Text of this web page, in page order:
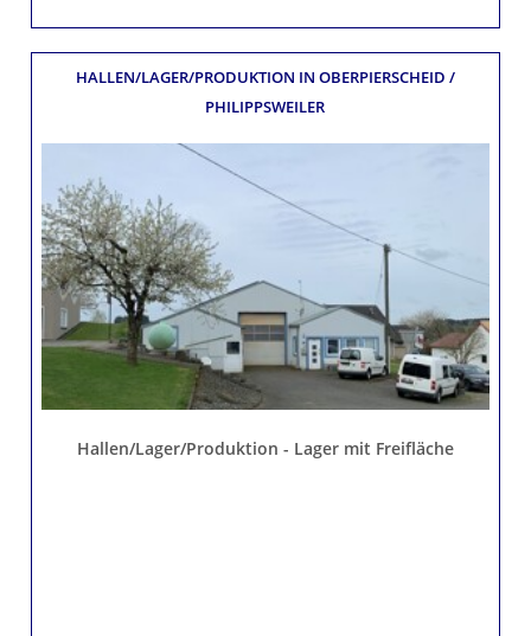
HALLEN/LAGER/PRODUKTION IN OBERPIERSCHEID /
PHILIPPSWEILER
Hallen/Lager/Produktion - Lager mit Freifläche